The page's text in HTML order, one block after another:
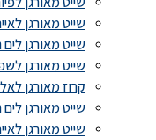
שייט מאורגן
שייט מאורגן
שייט מאורגן
קרוז מאורגן
שייט מאורגן
שייט מאורגן